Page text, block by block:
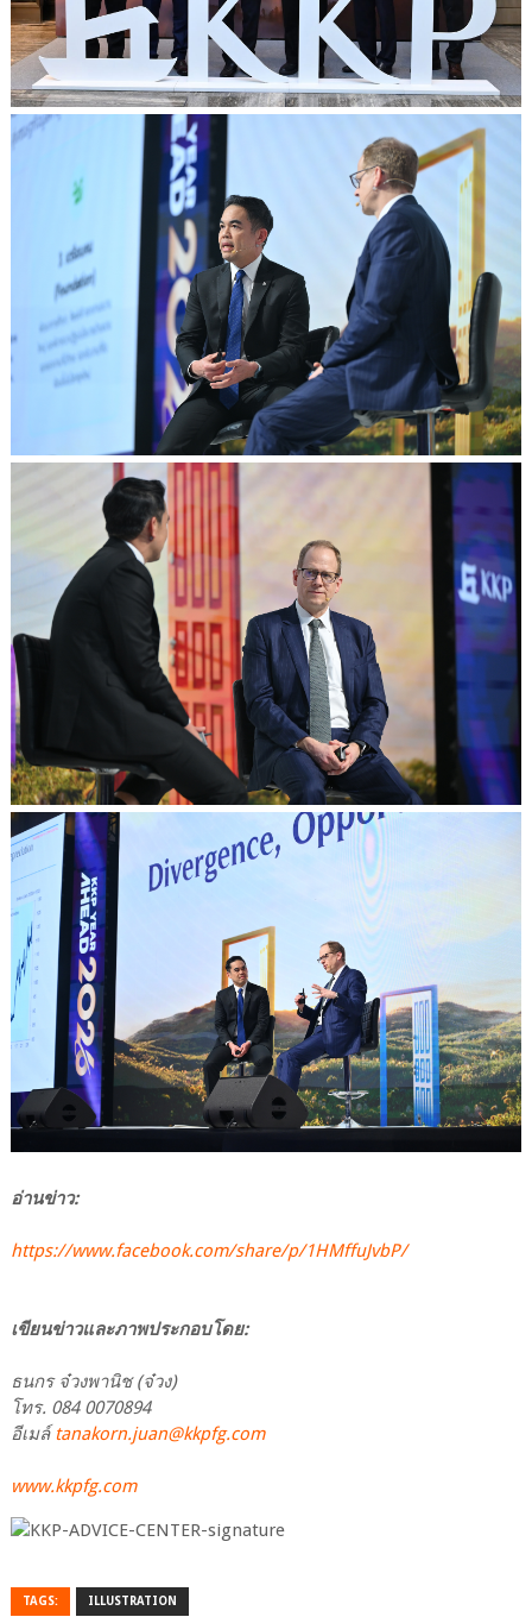
อ่านข่าว:
https://www.facebook.com/share/p/1HMffuJvbP/
เขียนข่าวและภาพประกอบโดย:
ธนกร จ๋วงพานิช (จ๋วง)
โทร. 084 0070894
อีเมล์ tanakorn.juan@kkpfg.com
www.kkpfg.com
TAGS: ILLUSTRATION